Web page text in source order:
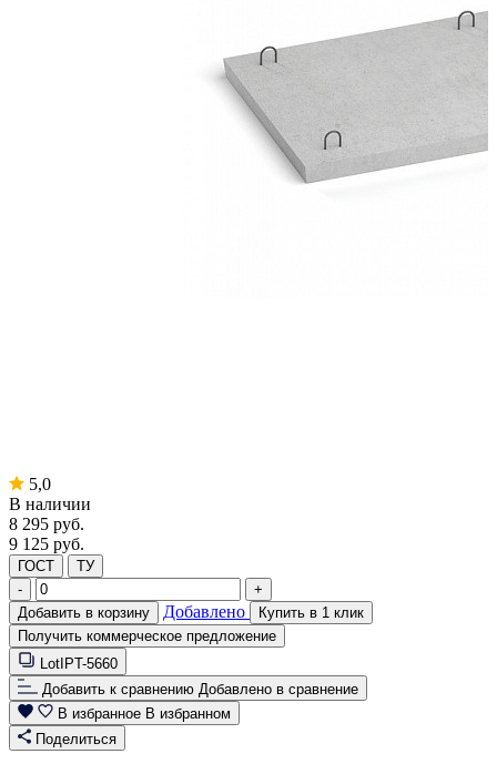
5,0
В наличии
8 295 руб.
9 125 руб.
ГОСТ
ТУ
-
+
Добавить в корзину
Добавлено
Купить в 1 клик
Получить коммерческое предложение
LotIPT-5660
Добавить к сравнению Добавлено в сравнение
В избранное В избранном
Поделиться